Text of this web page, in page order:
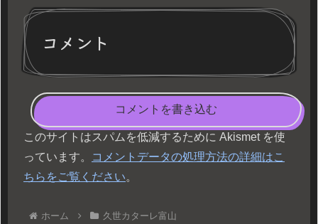
コメント
コメントを書き込む
このサイトはスパムを低減するために Akismet を使
っています。
コメントデータの処理方法の詳細はこ
ちらをご覧ください。
ホーム 久世カターレ富山